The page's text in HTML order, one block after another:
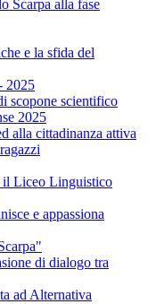
Scarpa alla fase
e la sfida del
2025
scopone scientifico
2025
alla cittadinanza attiva
il Liceo Linguistico
e appassiona
di dialogo tra
ad Alternativa